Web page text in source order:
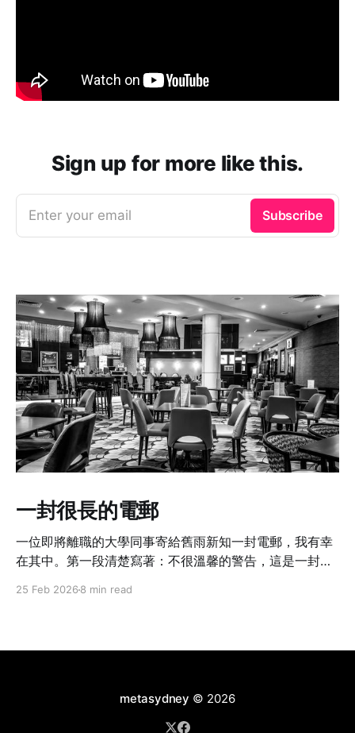
Sign up for more like this.
Enter your email Subscribe
一封很長的電郵
一位即將離職的大學同事寄給舊雨新知一封電郵，我有幸
在其中。第一段清楚寫著：不很溫馨的警告，這是一封很
25 Feb 2026 8 min read
metasydney © 2026